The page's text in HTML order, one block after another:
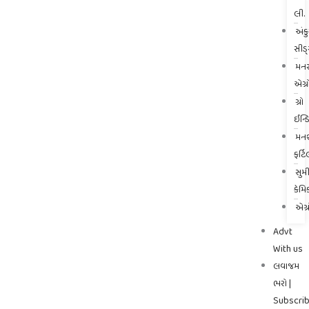
લી.
ગ્રો
Advt
With us
લવાજમ
ભરો |